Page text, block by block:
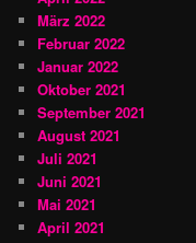
März 2022
Februar 2022
Januar 2022
Oktober 2021
September 2021
August 2021
Juli 2021
Juni 2021
Mai 2021
April 2021